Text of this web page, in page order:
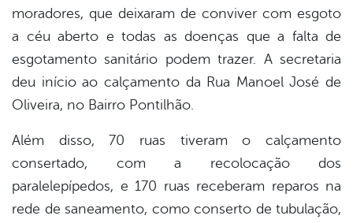
moradores, que deixaram de conviver com esgoto
a céu aberto e todas as doenças que a falta de
esgotamento sanitário podem trazer. A secretaria
deu início ao calçamento da Rua Manoel José de
Oliveira, no Bairro Pontilhão.
Além disso, 70 ruas tiveram o calçamento
consertado, com a recolocação dos
paralelepípedos, e 170 ruas receberam reparos na
rede de saneamento, como conserto de tubulação,